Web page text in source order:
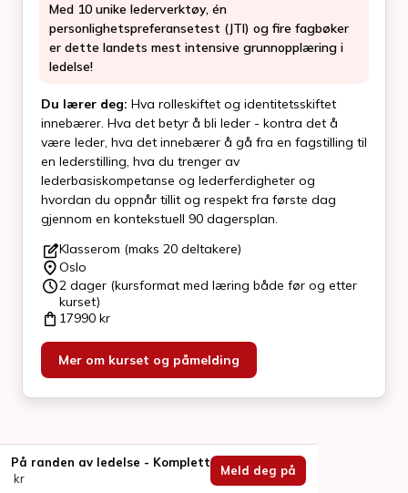
Med 10 unike lederverktøy, én
personlighetspreferansetest (JTI) og fire fagbøker
er dette landets mest intensive grunnopplæring i
ledelse!
Du lærer deg: Hva rolleskiftet og identitetsskiftet
innebærer. Hva det betyr å bli leder - kontra det å
være leder, hva det innebærer å gå fra en fagstilling til
en lederstilling, hva du trenger av
lederbasiskompetanse og lederferdigheter og
hvordan du oppnår tillit og respekt fra første dag
gjennom en kontekstuell 90 dagersplan.
Klasserom (maks 20 deltakere)
Oslo
2 dager (kursformat med læring både før og etter
kurset)
17990 kr
Mer om kurset og påmelding
På randen av ledelse - Komplett
kr
Meld deg på